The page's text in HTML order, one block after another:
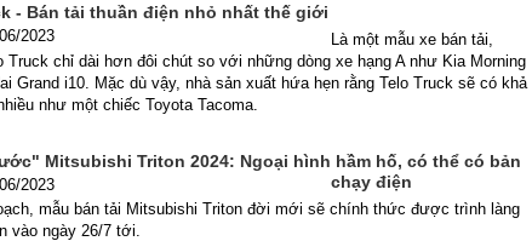
- Bán tải thuần điện nhỏ nhất thế giới
2023
Là một mẫu xe bán tải,
Truck chỉ dài hơn đôi chút so với những dòng xe hạng A như Kia Morning
Grand i10. Mặc dù vậy, nhà sản xuất hứa hẹn rằng Telo Truck sẽ có khả
như một chiếc Toyota Tacoma.
Mitsubishi Triton 2024: Ngoại hình hầm hố, có thể có bản
chạy điện
2023
mẫu bán tải Mitsubishi Triton đời mới sẽ chính thức được trình làng
vào ngày 26/7 tới.